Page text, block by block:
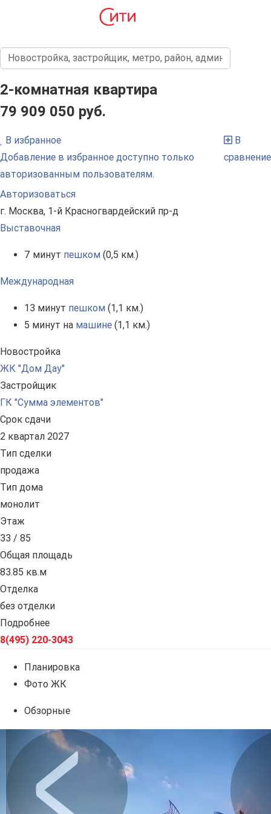
2-комнатная квартира
79 909 050 руб.
В избранное
Добавление в избранное доступно только
авторизованным пользователям.
Авторизоваться
В
сравнение
г. Москва, 1-й Красногвардейский пр-д
Выставочная
7 минут пешком (0,5 км.)
Международная
13 минут пешком (1,1 км.)
5 минут на машине (1,1 км.)
Новостройка
ЖК "Дом Дау"
Застройщик
ГК "Сумма элементов"
Срок сдачи
2 квартал 2027
Тип сделки
продажа
Тип дома
монолит
Этаж
33 / 85
Общая площадь
83.85 кв.м
Отделка
без отделки
Подробнее
8(495) 220-3043
Планировка
Фото ЖК
Обзорные